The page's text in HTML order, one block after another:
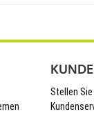
Stellen Sie